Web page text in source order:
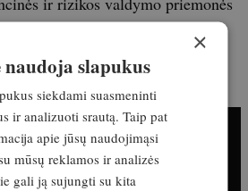
paukščių padaryti
valstybės biudžeto
×
naudoja slapukus
siekdami suasmeninti
ir analizuoti srautą. Taip pat
apie jūsų naudojimąsi
mūsų reklamos ir analizės
gali ją sujungti su kita